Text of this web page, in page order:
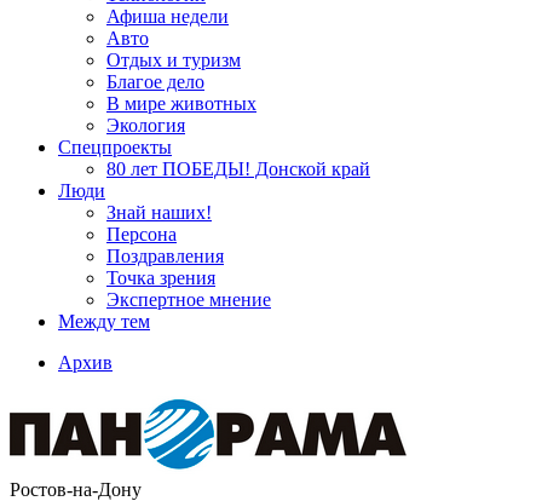
Афиша недели
Авто
Отдых и туризм
Благое дело
В мире животных
Экология
Спецпроекты
80 лет ПОБЕДЫ! Донской край
Люди
Знай наших!
Персона
Поздравления
Точка зрения
Экспертное мнение
Между тем
Архив
Ростов-на-Дону